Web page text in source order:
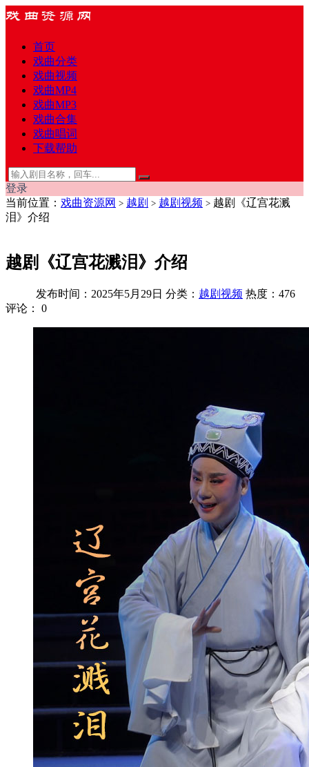
首页
戏曲分类
戏曲视频
戏曲MP4
戏曲MP3
戏曲合集
戏曲唱词
下载帮助
登录
当前位置： 戏曲资源网 > 越剧 > 越剧视频 > 越剧《辽宫花溅
泪》介绍
越剧《辽宫花溅泪》介绍
发布时间：2025年5月29日 分类： 越剧视频 热度：476
评论：
0